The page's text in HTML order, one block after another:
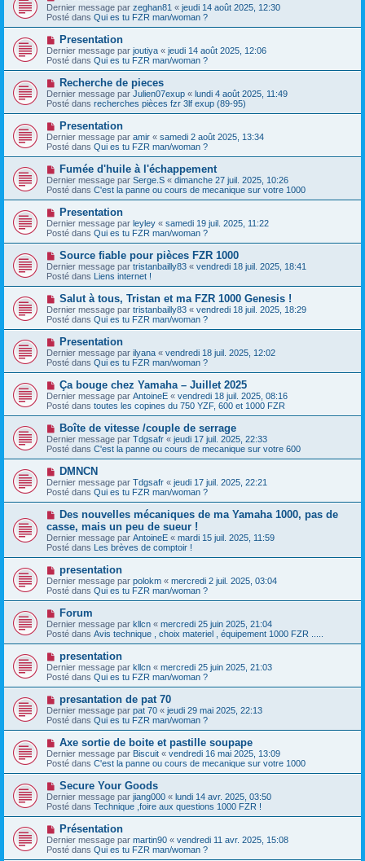
s
a
g
e
u
m
e
s
a
g
e
o
u
v
e
a
u
m
e
s
a
g
e
Dernier message par zeghan81 « jeudi 14 août 2025, 12:30
Posté dans Qui es tu FZR man/woman ?
N
o
u
v
e
a
u
m
e
s
a
g
e
Presentation
Dernier message par joutiya « jeudi 14 août 2025, 12:06
Posté dans Qui es tu FZR man/woman ?
N
o
u
v
e
a
u
m
e
s
a
g
e
Recherche de pieces
Dernier message par Julien07exup « lundi 4 août 2025, 11:49
Posté dans recherches pièces fzr 3lf exup (89-95)
N
o
u
v
e
a
u
m
e
s
a
g
e
Presentation
Dernier message par amir « samedi 2 août 2025, 13:34
Posté dans Qui es tu FZR man/woman ?
N
o
u
v
e
a
u
m
e
s
s
a
g
e
Fumée d'huile à l'échappement
Dernier message par Serge.S « dimanche 27 juil. 2025, 10:26
Posté dans C'est la panne ou cours de mecanique sur votre 1000
N
o
u
v
e
a
u
m
e
s
s
a
g
e
Presentation
Dernier message par leyley « samedi 19 juil. 2025, 11:22
Posté dans Qui es tu FZR man/woman ?
N
o
u
v
e
a
u
m
e
s
a
g
e
Source fiable pour pièces FZR 1000
Dernier message par tristanbailly83 « vendredi 18 juil. 2025, 18:41
Posté dans Liens internet !
N
o
u
v
e
a
u
m
e
s
s
a
g
e
Salut à tous, Tristan et ma FZR 1000 Genesis !
Dernier message par tristanbailly83 « vendredi 18 juil. 2025, 18:29
Posté dans Qui es tu FZR man/woman ?
N
o
u
v
a
u
m
e
s
a
g
e
Presentation
Dernier message par ilyana « vendredi 18 juil. 2025, 12:02
Posté dans Qui es tu FZR man/woman ?
N
o
u
v
e
a
u
m
e
s
a
g
e
Ça bouge chez Yamaha – Juillet 2025
Dernier message par AntoineE « vendredi 18 juil. 2025, 08:16
Posté dans toutes les copines du 750 YZF, 600 et 1000 FZR
N
o
u
v
e
a
u
m
e
s
a
g
e
Boîte de vitesse /couple de serrage
Dernier message par Tdgsafr « jeudi 17 juil. 2025, 22:33
Posté dans C'est la panne ou cours de mecanique sur votre 600
N
o
u
v
e
a
u
m
e
s
s
a
g
e
DMNCN
Dernier message par Tdgsafr « jeudi 17 juil. 2025, 22:21
Posté dans Qui es tu FZR man/woman ?
N
u
v
e
a
u
m
e
s
s
a
g
e
Des nouvelles mécaniques de ma Yamaha 1000, pas de
casse, mais un peu de sueur !
Dernier message par AntoineE « mardi 15 juil. 2025, 11:59
Posté dans Les brèves de comptoir !
N
o
u
v
e
a
u
m
e
s
s
a
g
presentation
Dernier message par polokm « mercredi 2 juil. 2025, 03:04
Posté dans Qui es tu FZR man/woman ?
N
o
u
v
u
m
e
s
s
a
g
Forum
Dernier message par kllcn « mercredi 25 juin 2025, 21:04
Posté dans Avis technique , choix materiel , équipement 1000 FZR .....
N
o
u
v
u
m
e
s
s
a
g
e
presentation
Dernier message par kllcn « mercredi 25 juin 2025, 21:03
Posté dans Qui es tu FZR man/woman ?
N
o
u
v
a
u
m
e
s
s
a
g
e
presantation de pat 70
Dernier message par pat 70 « jeudi 29 mai 2025, 22:13
Posté dans Qui es tu FZR man/woman ?
N
o
u
v
e
a
u
m
e
s
a
g
Axe sortie de boite et pastille soupape
Dernier message par Biscuit « vendredi 16 mai 2025, 13:09
Posté dans C'est la panne ou cours de mecanique sur votre 1000
N
o
u
v
e
a
u
m
Secure Your Goods
Dernier message par jiang000 « lundi 14 avr. 2025, 03:50
Posté dans Technique ,foire aux questions 1000 FZR !
N
o
u
v
Présentation
Dernier message par martin90 « vendredi 11 avr. 2025, 15:08
Posté dans Qui es tu FZR man/woman ?